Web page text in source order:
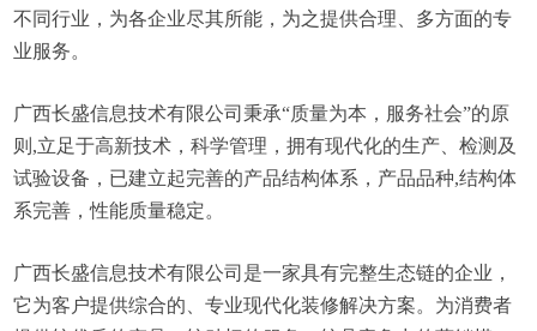
不同行业，为各企业尽其所能，为之提供合理、多方面的专
业服务。
广西长盛信息技术有限公司秉承“质量为本，服务社会”的原
则,立足于高新技术，科学管理，拥有现代化的生产、检测及
试验设备，已建立起完善的产品结构体系，产品品种,结构体
系完善，性能质量稳定。
广西长盛信息技术有限公司是一家具有完整生态链的企业，
它为客户提供综合的、专业现代化装修解决方案。为消费者